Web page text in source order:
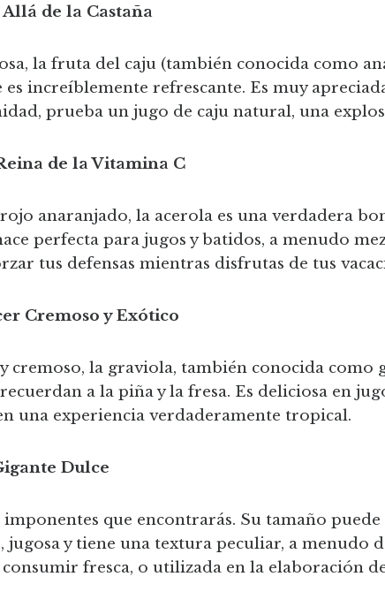
de la Castaña
la fruta del caju (también conocida como
increíblemente refrescante. Es muy
prueba un jugo de caju natural, una
de la Vitamina C
anaranjado, la acerola es una verdadera
perfecta para jugos y batidos, a menudo
tus defensas mientras disfrutas de tus
Cremoso y Exótico
cremoso, la graviola, también conocida como
a la piña y la fresa. Es deliciosa en
una experiencia verdaderamente tropical.
Dulce
imponentes que encontrarás. Su tamaño
y tiene una textura peculiar, a menudo
fresca, o utilizada en la elaboración